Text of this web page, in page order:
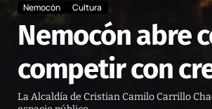
Nemocón Cultura
Nemocón abre
competir con
La Alcaldía de Cristian Camilo Carrillo